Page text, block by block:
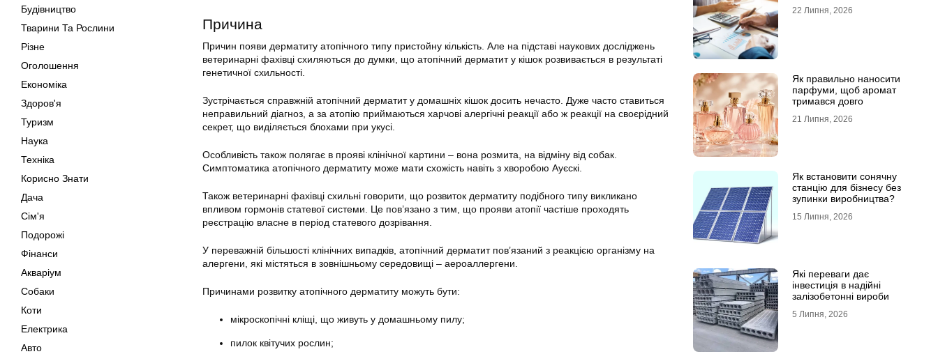
Будівництво
Тварини Та Рослини
Різне
Оголошення
Економіка
Здоров'я
Туризм
Наука
Техніка
Корисно Знати
Дача
Сім'я
Подорожі
Фінанси
Акваріум
Собаки
Коти
Електрика
Авто
Причина
Причин появи дерматиту атопічного типу пристойну кількість. Але на підставі наукових досліджень
ветеринарні фахівці схиляються до думки, що атопічний дерматит у кішок розвивається в результаті
генетичної схильності.
Зустрічається справжній атопічний дерматит у домашніх кішок досить нечасто. Дуже часто ставиться
неправильний діагноз, а за атопію приймаються харчові алергічні реакції або ж реакції на своєрідний
секрет, що виділяється блохами при укусі.
Особливість також полягає в прояві клінічної картини – вона розмита, на відміну від собак.
Симптоматика атопічного дерматиту може мати схожість навіть з хворобою Ауєскі.
Також ветеринарні фахівці схильні говорити, що розвиток дерматиту подібного типу викликано
впливом гормонів статевої системи. Це пов’язано з тим, що прояви атопії частіше проходять
реєстрацію власне в період статевого дозрівання.
У переважній більшості клінічних випадків, атопічний дерматит пов’язаний з реакцією організму на
алергени, які містяться в зовнішньому середовищі – аероаллергени.
Причинами розвитку атопічного дерматиту можуть бути:
мікроскопічні кліщі, що живуть у домашньому пилу;
пилок квітучих рослин;
22 Липня, 2026
Як правильно наносити
парфуми, щоб аромат
тримався довго
21 Липня, 2026
Як встановити сонячну
станцію для бізнесу без
зупинки виробництва?
15 Липня, 2026
Які переваги дає
інвестиція в надійні
залізобетонні вироби
5 Липня, 2026